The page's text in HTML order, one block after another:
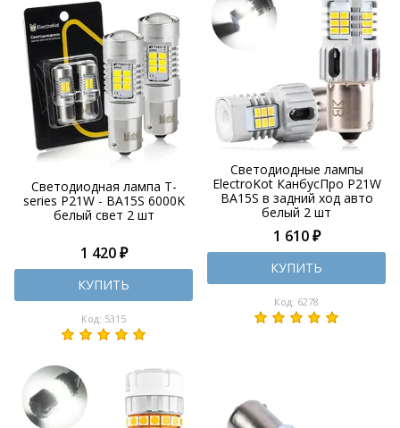
Светодиодная лампа T-
series P21W - BA15S 6000K
белый свет 2 шт
1 420 ₽
КУПИТЬ
Код: 5315
Светодиодные лампы
ElectroKot КанбусПро P21W
BA15S в задний ход авто
белый 2 шт
1 610 ₽
КУПИТЬ
Код: 6278